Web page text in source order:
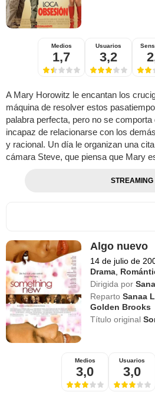
Medios
1,7
Usuarios
3,2
A Mary Horowitz le encantan los
máquina de resolver estos
palabra perfecta, pero no se
incapaz de relacionarse con los
y racional. Un día le organizan una
cámara Steve, que piensa que Mary
STREAMING
Algo nuevo
14 de julio de
Drama,
Dirigida por
Reparto Sanaa
Golden Brooks
Título original
Medios
3,0
Usuarios
3,0